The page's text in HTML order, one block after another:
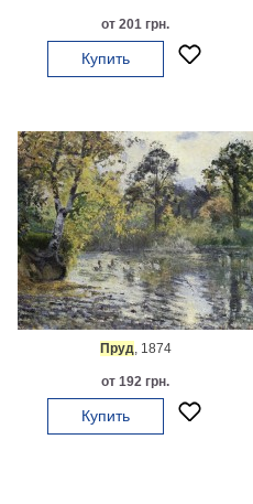
от 201 грн.
Купить
Пруд, 1874
от 192 грн.
Купить